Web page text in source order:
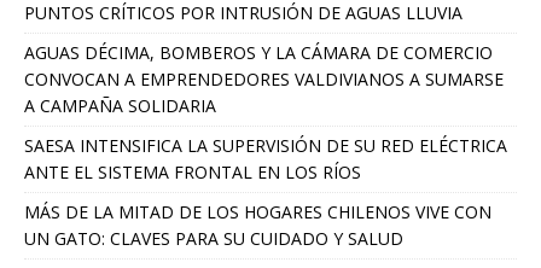
PUNTOS CRÍTICOS POR INTRUSIÓN DE AGUAS LLUVIA
AGUAS DÉCIMA, BOMBEROS Y LA CÁMARA DE COMERCIO
CONVOCAN A EMPRENDEDORES VALDIVIANOS A SUMARSE
A CAMPAÑA SOLIDARIA
SAESA INTENSIFICA LA SUPERVISIÓN DE SU RED ELÉCTRICA
ANTE EL SISTEMA FRONTAL EN LOS RÍOS
MÁS DE LA MITAD DE LOS HOGARES CHILENOS VIVE CON
UN GATO: CLAVES PARA SU CUIDADO Y SALUD